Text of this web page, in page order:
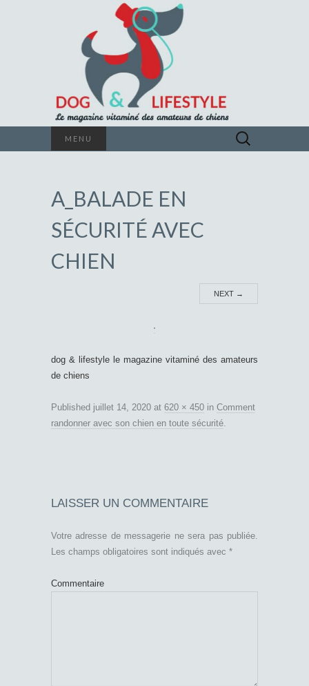
LIFESTYLE
Le magazine vitaminé des amateurs de
chiens
MENU Rechercher :
A_BALADE EN
SÉCURITÉ AVEC
CHIEN
NEXT →
dog & lifestyle le magazine vitaminé des amateurs
de chiens
Published juillet 14, 2020 at 620 × 450 in Comment
randonner avec son chien en toute sécurité
LAISSER UN COMMENTAIRE
Votre adresse de messagerie ne sera pas publiée.
Les champs obligatoires sont indiqués avec *
Commentaire